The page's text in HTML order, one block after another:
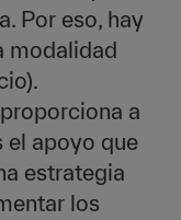
Por eso, hay
modalidad
a
el apoyo que
estrategia
los